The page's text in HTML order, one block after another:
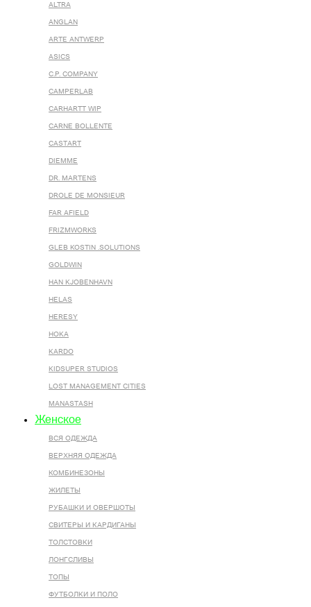
ALTRA
ANGLAN
ARTE ANTWERP
ASICS
C.P. COMPANY
CAMPERLAB
CARHARTT WIP
CARNE BOLLENTE
CASTART
DIEMME
DR. MARTENS
DROLE DE MONSIEUR
FAR AFIELD
FRIZMWORKS
GLEB KOSTIN .SOLUTIONS
GOLDWIN
HAN KJOBENHAVN
HELAS
HERESY
HOKA
KARDO
KIDSUPER STUDIOS
LOST MANAGEMENT CITIES
MANASTASH
Женское
ВСЯ ОДЕЖДА
ВЕРХНЯЯ ОДЕЖДА
КОМБИНЕЗОНЫ
ЖИЛЕТЫ
РУБАШКИ И ОВЕРШОТЫ
СВИТЕРЫ И КАРДИГАНЫ
ТОЛСТОВКИ
ЛОНГСЛИВЫ
ТОПЫ
ФУТБОЛКИ И ПОЛО